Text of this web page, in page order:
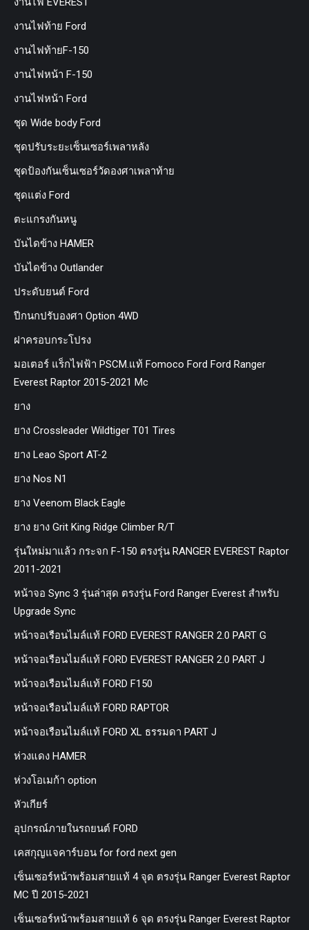
งานไฟท้าย Ford
งานไฟท้ายF-150
งานไฟหน้า F-150
งานไฟหน้า Ford
ชุด Wide body Ford
ชุดปรับระยะเซ็นเซอร์เพลาหลัง
ชุดป้องกันเซ็นเซอร์วัดองศาเพลาท้าย
ชุดแต่ง Ford
ตะแกรงกันหนู
บันไดข้าง HAMER
บันไดข้าง Outlander
ประดับยนต์ Ford
ปีกนกปรับองศา Option 4WD
ฝาครอบกระโปรง
มอเตอร์ แร็กไฟฟ้า PSCM.แท้ Fomoco Ford Ford Ranger
Everest Raptor 2015-2021 Mc
ยาง
ยาง Crossleader Wildtiger T01 Tires
ยาง Leao Sport AT-2
ยาง Nos N1
ยาง Veenom Black Eagle
ยาง ยาง Grit King Ridge Climber R/T
รุ่นใหม่มาแล้ว กระจก F-150 ตรงรุ่น RANGER EVEREST Raptor
2011-2021
หน้าจอ Sync 3 รุ่นล่าสุด ตรงรุ่น Ford Ranger Everest สำหรับ
Upgrade Sync
หน้าจอเรือนไมล์แท้ FORD EVEREST RANGER 2.0 PART G
หน้าจอเรือนไมล์แท้ FORD EVEREST RANGER 2.0 PART J
หน้าจอเรือนไมล์แท้ FORD F150
หน้าจอเรือนไมล์แท้ FORD RAPTOR
หน้าจอเรือนไมล์แท้ FORD XL ธรรมดา PART J
ห่วงแดง HAMER
ห่วงโอเมก้า option
หัวเกียร์
อุปกรณ์ภายในรถยนต์ FORD
เคสกุญแจคาร์บอน for ford next gen
เซ็นเซอร์หน้าพร้อมสายแท้ 4 จุด ตรงรุ่น Ranger Everest Raptor
MC ปี 2015-2021
เซ็นเซอร์หน้าพร้อมสายแท้ 6 จุด ตรงรุ่น Ranger Everest Raptor